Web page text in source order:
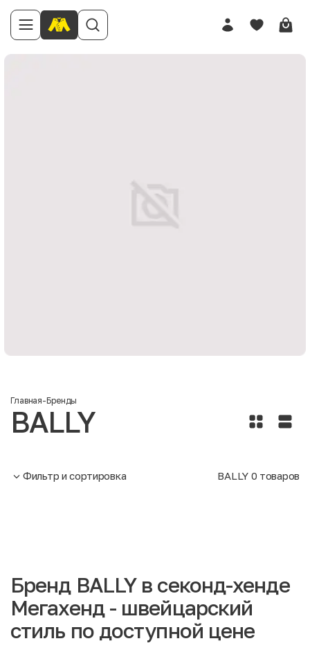
Главная-Бренды
BALLY
Фильтр и сортировка BALLY 0 товаров
Бренд BALLY в секонд-хенде
Мегахенд - швейцарский
стиль по доступной цене